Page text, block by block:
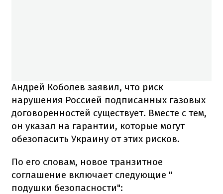
Андрей Коболев заявил, что риск
нарушения Россией подписанных газовых
договоренностей существует. Вместе с тем,
он указал на гарантии, которые могут
обезопасить Украину от этих рисков.
По его словам, новое транзитное
соглашение включает следующие "
подушки безопасности":